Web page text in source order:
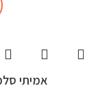
אמיתי